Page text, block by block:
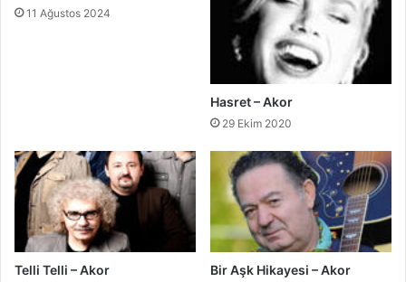
11 Ağustos 2024
Hasret – Akor
29 Ekim 2020
Telli Telli – Akor Bir Aşk Hikayesi – Akor